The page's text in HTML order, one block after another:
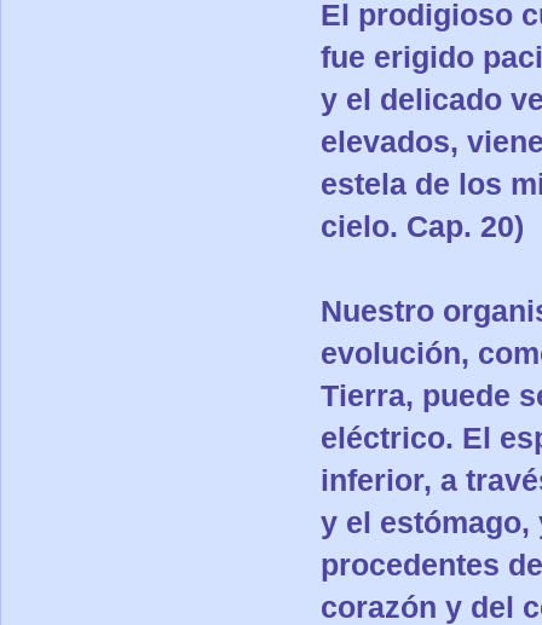
El prodigioso
fue erigido
y el delicado
elevados,
estela de los
cielo. Cap. 20)
Nuestro
evolución,
Tierra, puede
eléctrico. El
inferior, a
y el
procedentes
corazón y del